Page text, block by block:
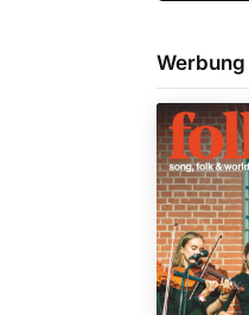
Werbung